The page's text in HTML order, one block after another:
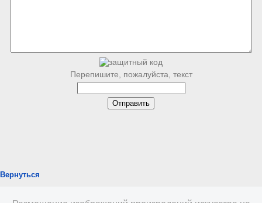
Перепишите, пожалуйста, текст
Вернуться